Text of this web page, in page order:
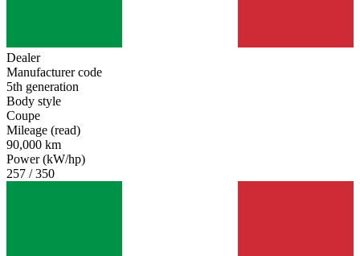
Dealer
Manufacturer code
5th generation
Body style
Coupe
Mileage (read)
90,000 km
Power (kW/hp)
257 / 350